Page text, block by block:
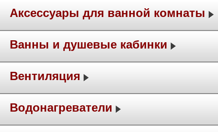
Аксессуары для ванной комнаты
Ванны и душевые кабинки
Вентиляция
Водонагреватели